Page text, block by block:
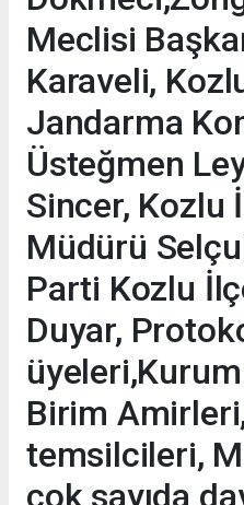
Meclisi
Karaveli,
Jandarma
Üsteğmen
Sincer, Kozlu
Müdürü
Parti Kozlu
Duyar,
Birim
temsilcileri,
çok sayıda